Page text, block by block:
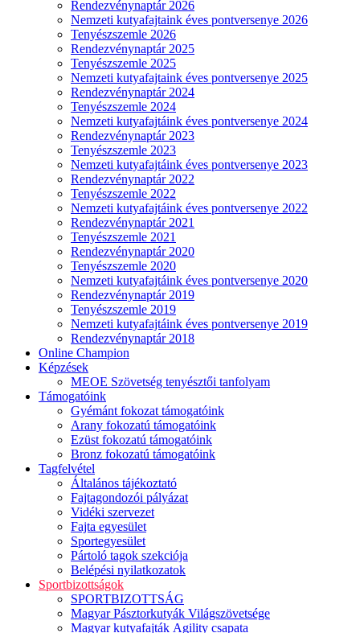
Rendezvénynaptár 2026
Nemzeti kutyafajtaink éves pontversenye 2026
Tenyészszemle 2026
Rendezvénynaptár 2025
Tenyészszemle 2025
Nemzeti kutyafajtaink éves pontversenye 2025
Rendezvénynaptár 2024
Tenyészszemle 2024
Nemzeti kutyafajtáink éves pontversenye 2024
Rendezvénynaptár 2023
Tenyészszemle 2023
Nemzeti kutyafajtáink éves pontversenye 2023
Rendezvénynaptár 2022
Tenyészszemle 2022
Nemzeti kutyafajtáink éves pontversenye 2022
Rendezvénynaptár 2021
Tenyészszemle 2021
Rendezvénynaptár 2020
Tenyészszemle 2020
Nemzeti kutyafajtáink éves pontversenye 2020
Rendezvénynaptár 2019
Tenyészszemle 2019
Nemzeti kutyafajtáink éves pontversenye 2019
Rendezvénynaptár 2018
Online Champion
Képzések
MEOE Szövetség tenyésztői tanfolyam
Támogatóink
Gyémánt fokozat támogatóink
Arany fokozatú támogatóink
Ezüst fokozatú támogatóink
Bronz fokozatú támogatóink
Tagfelvétel
Általános tájékoztató
Fajtagondozói pályázat
Vidéki szervezet
Fajta egyesület
Sportegyesület
Pártoló tagok szekciója
Belépési nyilatkozatok
Sportbizottságok
SPORTBIZOTTSÁG
Magyar Pásztorkutyák Világszövetsége
Magyar kutyafajták Agility csapata